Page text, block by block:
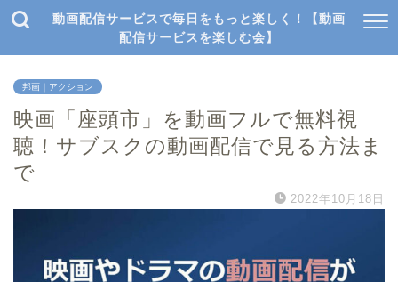
動画配信サービスで毎日をもっと楽しく！【動画
配信サービスを楽しむ会】
邦画｜アクション
映画「座頭市」を動画フルで無料視
聴！サブスクの動画配信で見る方法ま
で
2022年10月18日